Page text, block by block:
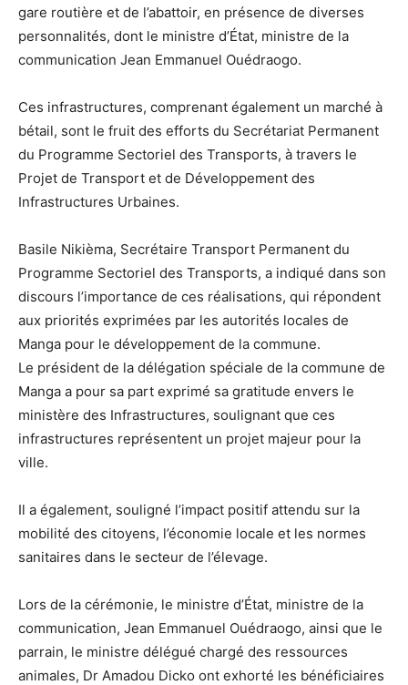
gare routière et de l’abattoir, en présence de diverses
personnalités, dont le ministre d’État, ministre de la
communication Jean Emmanuel Ouédraogo.
Ces infrastructures, comprenant également un marché à
bétail, sont le fruit des efforts du Secrétariat Permanent
du Programme Sectoriel des Transports, à travers le
Projet de Transport et de Développement des
Infrastructures Urbaines.
Basile Nikièma, Secrétaire Transport Permanent du
Programme Sectoriel des Transports, a indiqué dans son
discours l’importance de ces réalisations, qui répondent
aux priorités exprimées par les autorités locales de
Manga pour le développement de la commune.
Le président de la délégation spéciale de la commune de
Manga a pour sa part exprimé sa gratitude envers le
ministère des Infrastructures, soulignant que ces
infrastructures représentent un projet majeur pour la
ville.
Il a également, souligné l’impact positif attendu sur la
mobilité des citoyens, l’économie locale et les normes
sanitaires dans le secteur de l’élevage.
Lors de la cérémonie, le ministre d’État, ministre de la
communication, Jean Emmanuel Ouédraogo, ainsi que le
parrain, le ministre délégué chargé des ressources
animales, Dr Amadou Dicko ont exhorté les bénéficiaires